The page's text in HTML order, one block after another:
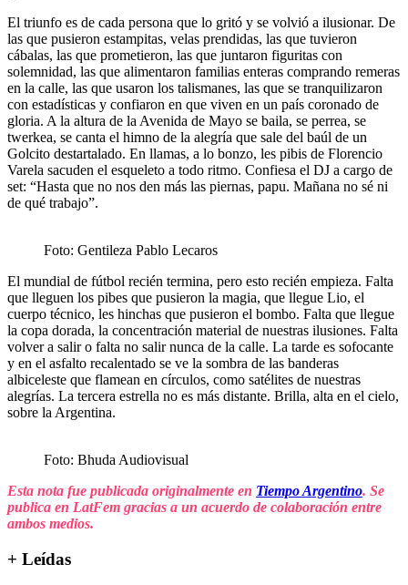
El triunfo es de cada persona que lo gritó y se volvió a ilusionar. De
las que pusieron estampitas, velas prendidas, las que tuvieron
cábalas, las que prometieron, las que juntaron figuritas con
solemnidad, las que alimentaron familias enteras comprando remeras
en la calle, las que usaron los talismanes, las que se tranquilizaron
con estadísticas y confiaron en que viven en un país coronado de
gloria. A la altura de la Avenida de Mayo se baila, se perrea, se
twerkea, se canta el himno de la alegría que sale del baúl de un
Golcito destartalado. En llamas, a lo bonzo, les pibis de Florencio
Varela sacuden el esqueleto a todo ritmo. Confiesa el DJ a cargo de
set: “Hasta que no nos den más las piernas, papu. Mañana no sé ni
de qué trabajo”.
Foto: Gentileza Pablo Lecaros
El mundial de fútbol recién termina, pero esto recién empieza. Falta
que lleguen los pibes que pusieron la magia, que llegue Lio, el
cuerpo técnico, les hinchas que pusieron el bombo. Falta que llegue
la copa dorada, la concentración material de nuestras ilusiones. Falta
volver a salir o falta no salir nunca de la calle. La tarde es sofocante
y en el asfalto recalentado se ve la sombra de las banderas
albiceleste que flamean en círculos, como satélites de nuestras
alegrías. La tercera estrella no es más distante. Brilla, alta en el cielo,
sobre la Argentina.
Foto: Bhuda Audiovisual
Esta nota fue publicada originalmente en Tiempo Argentino. Se
publica en LatFem gracias a un acuerdo de colaboración entre
ambos medios.
+ Leídas